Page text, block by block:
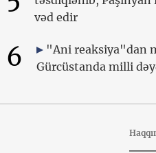
vəd edir
6
"Ani reaksiya"dan
Gürcüstanda milli